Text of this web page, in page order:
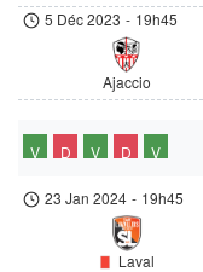
5 Déc 2023 - 19h45
Ajaccio
V D V D V
23 Jan 2024 - 19h45
Laval